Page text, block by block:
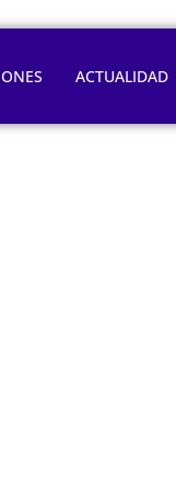
ACTUALIDAD